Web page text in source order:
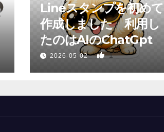
Lineスタンプを初めて
作成しました 利用し
たのはAIのChatGpt
2026-05-02 1